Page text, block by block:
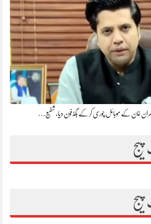
خان کے موبائل چوری کر کے بگڈ فون دیا، شفیع…
پیج
پیج